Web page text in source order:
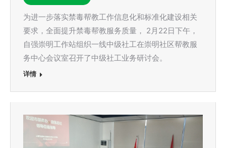
为进一步落实禁毒帮教工作信息化和标准化建设相关
要求，全面提升禁毒帮教服务质量， 2月22日下午，
自强崇明工作站组织一线中级社工在崇明社区帮教服
务中心会议室召开了中级社工业务研讨会。
详情